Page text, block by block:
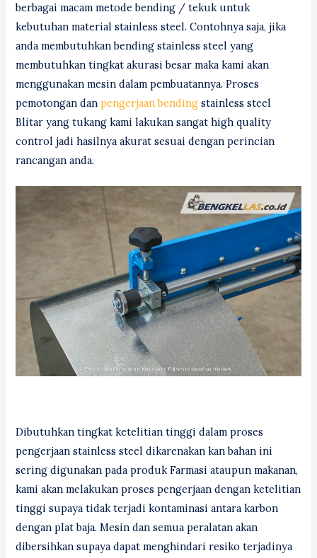
berbagai macam metode bending / tekuk untuk
kebutuhan material stainless steel. Contohnya saja, jika
anda membutuhkan bending stainless steel yang
membutuhkan tingkat akurasi besar maka kami akan
menggunakan mesin dalam pembuatannya. Proses
pemotongan danpengerjaan bending stainless steel
Blitar yang tukang kami lakukan sangat high quality
control jadi hasilnya akurat sesuai dengan perincian
rancangan anda.
Dibutuhkan tingkat ketelitian tinggi dalam proses
pengerjaan stainless steel dikarenakan kan bahan ini
sering digunakan pada produk Farmasi ataupun makanan,
kami akan melakukan proses pengerjaan dengan ketelitian
tinggi supaya tidak terjadi kontaminasi antara karbon
dengan plat baja. Mesin dan semua peralatan akan
dibersihkan supaya dapat menghindari resiko terjadinya